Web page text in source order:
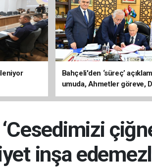
Bahçeli'den ‘süreç’
umuda, Ahmetler göreve,
evine dönmeli’
inşa